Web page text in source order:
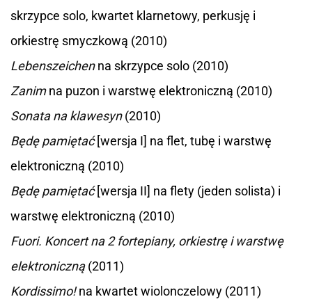
skrzypce solo, kwartet klarnetowy, perkusję i
orkiestrę smyczkową (2010)
Lebenszeichenna skrzypce solo (2010)
Zanimna puzon i warstwę elektroniczną (2010)
Sonata na klawesyn(2010)
Będę pamiętać[wersja I] na flet, tubę i warstwę
elektroniczną (2010)
Będę pamiętać[wersja II] na flety (jeden solista) i
warstwę elektroniczną (2010)
Fuori. Koncert na 2 fortepiany, orkiestrę i warstwę
elektroniczną(2011)
Kordissimo!na kwartet wiolonczelowy (2011)